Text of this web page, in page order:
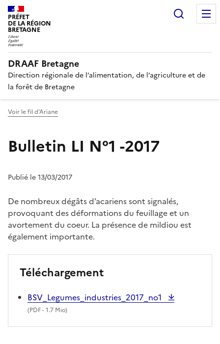
PRÉFET
DE LA RÉGION
BRETAGNE
DRAAF Bretagne
Direction régionale de l’alimentation, de l’agriculture et de
la forêt de Bretagne
Voir le fil d'Ariane
Bulletin LI N°1 -2017
Publié le 13/03/2017
De nombreux dégâts d’acariens sont signalés,
provoquant des déformations du feuillage et un
avortement du coeur. La présence de mildiou est
également importante.
Téléchargement
BSV_Legumes_industries_2017_no1
(PDF- 1.7 Mio)